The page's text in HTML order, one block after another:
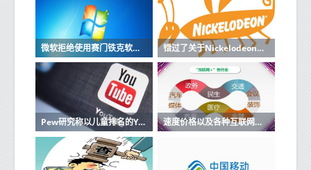
微软拒绝使用赛门铁克软件的机器进行更新 错过了关于Nickelodeon的电影那么所有旧角色都将与原声音演员一起回归
Pew研究称以儿童排名的YouTube视频排名最高 速度价格以及各种互联网服务的优缺点